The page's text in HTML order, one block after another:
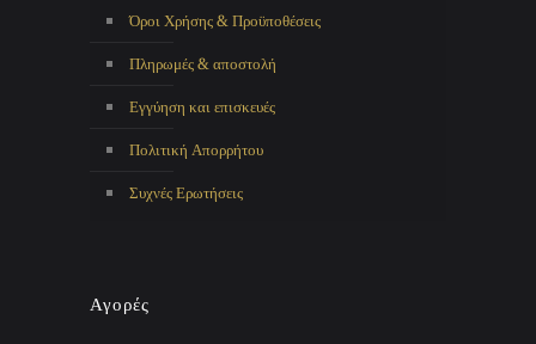
Όροι Χρήσης & Προϋποθέσεις
Πληρωμές & αποστολή
Εγγύηση και επισκευές
Πολιτική Απορρήτου
Συχνές Ερωτήσεις
Αγορές